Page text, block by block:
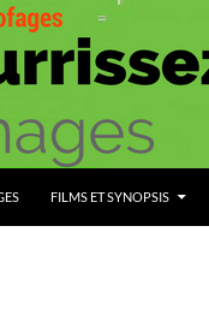
FILMS ET SYNOPSIS